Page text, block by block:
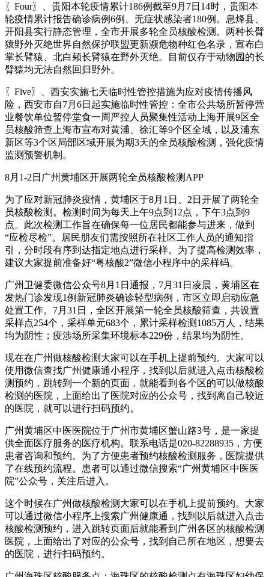
〖Four〗、贵阳本轮疫情累计186例截至9月7日14时，贵阳本
轮疫情累计报告确诊病例6例、无症状感染者180例。息烽县、
开阳县实行静态管理，全市开展多轮全员核酸检测。两种长臂
猿野外灭绝世界自然保护联盟更新濒危物种红色名录，宣布白
掌长臂猿、北白颊长臂猿在野外灭绝。目前仅存于动物园的长
臂猿均无法自然回归野外。
〖Five〗、西安实施七天临时性管控措施为应对疫情传播风
险，西安市自7月6日起实施临时性管控：全市公共场所暂停营
业餐饮单位暂停堂食一周严控人员聚集性活动上海开展9区全
员核酸筛查上海市宣布对黄浦、徐汇等9个区全域，以及浦东
新区等3个区局部区域开展为期3天的全员核酸检测，强化疫情
监测预警机制。
8月1-2日广州黄埔区开展两轮全员核酸检测APP
为了应对新冠肺炎疫情，黄埔区于8月1日、2日开展了两轮全
员核酸检测。检测时间为每天上午9点到12点，下午3点到9
点。此次检测工作旨在确保每一位居民都能参与进来，做到
“应检尽检”。居民朋友们需按照所在社区工作人员的通知指
引，分时段有序到达指定地点进行采样。为了提高检测效率，
建议大家提前准备好“粤核酸2”微信小程序中的采样码。
广州卫健委微信公众号8月1日通报，7月31日凌晨，黄埔区在
发热门诊发现1例新冠肺炎确诊轻型病例，市区立即启动应急
处置工作。7月31日，全区开展第一轮全员核酸筛查，共设置
采样点254个，采样单元683个，累计采样检测1085万人，结果
均为阴性；疫涉场所采集环境标本229份，结果均为阴性。
现在在广州做核酸检测大家可以在手机上提前预约。大家可以
使用微信查找广州健康通小程序，找到以后就进入点击核酸检
测预约，跳转到一个新的页面，就能看到各个区的可以做核酸
检测的医院，上面给出了医院对应的公众号，找到离自己较近
的医院，就可以进行扫码预约。
广州黄埔区中医医院位于广州市黄埔区蟹山路3号，是一家提
供全面医疗服务的医疗机构。联系电话是020-82288935，方便
患者咨询和预约。为了方便患者预约核酸检测服务，医院提供
了在线预约流程。患者可以通过微信搜索“广州黄埔区中医医
院”公众号，关注后进入。
这个时候在广州做核酸检测大家可以在手机上提前预约。大家
可以通过微信小程序上搜索广州健康通，找到以后就进入点击
核酸检测预约，进入跳转页面后就能看到广州各区的核酸检测
医院，上面给出了对应的公众号，找到自己所在地区，想要去
的医院，进行扫码预约。